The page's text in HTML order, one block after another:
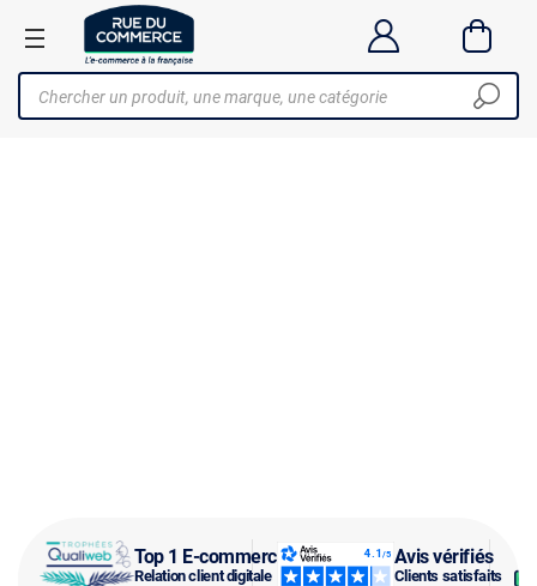
Top 1 E-commerce
Relation client digitale
Avis vérifiés
Clients satisfaits